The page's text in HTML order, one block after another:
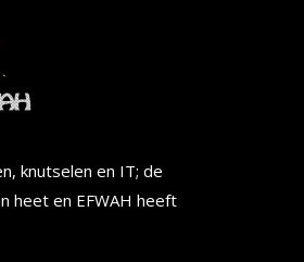
knutselen en IT; de
heet en EFWAH heeft